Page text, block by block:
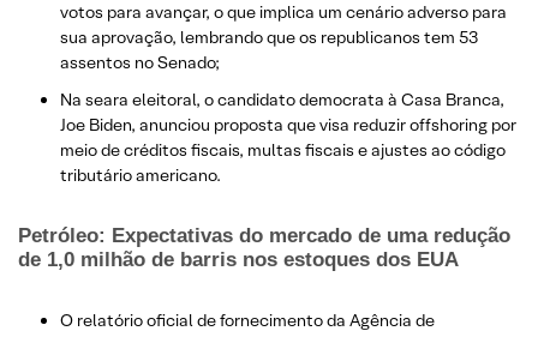
votos para avançar, o que implica um cenário adverso para
sua aprovação, lembrando que os republicanos tem 53
assentos no Senado;
Na seara eleitoral, o candidato democrata à Casa Branca,
Joe Biden, anunciou proposta que visa reduzir offshoring por
meio de créditos fiscais, multas fiscais e ajustes ao código
tributário americano.
Petróleo: Expectativas do mercado de uma redução
de 1,0 milhão de barris nos estoques dos EUA
O relatório oficial de fornecimento da Agência de